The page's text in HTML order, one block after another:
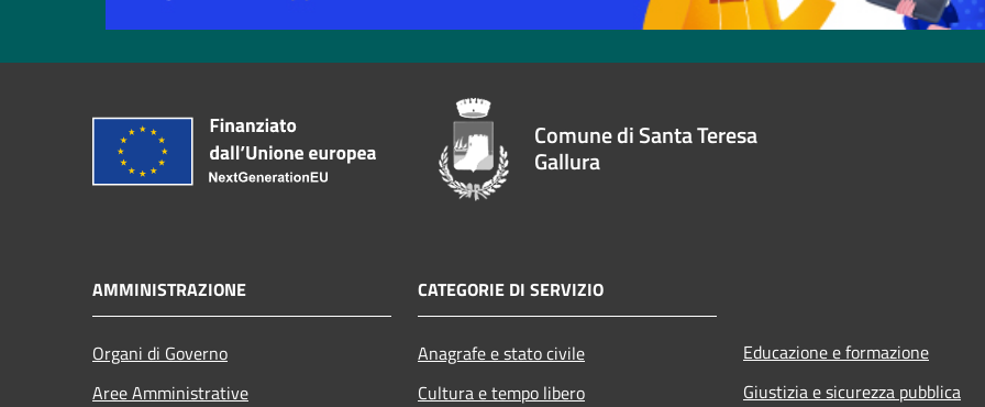
Comune di Santa Teresa
Gallura
AMMINISTRAZIONE
Organi di Governo
Aree Amministrative
CATEGORIE DI SERVIZIO
Anagrafe e stato civile
Cultura e tempo libero
Educazione e formazione
Giustizia e sicurezza pubblica